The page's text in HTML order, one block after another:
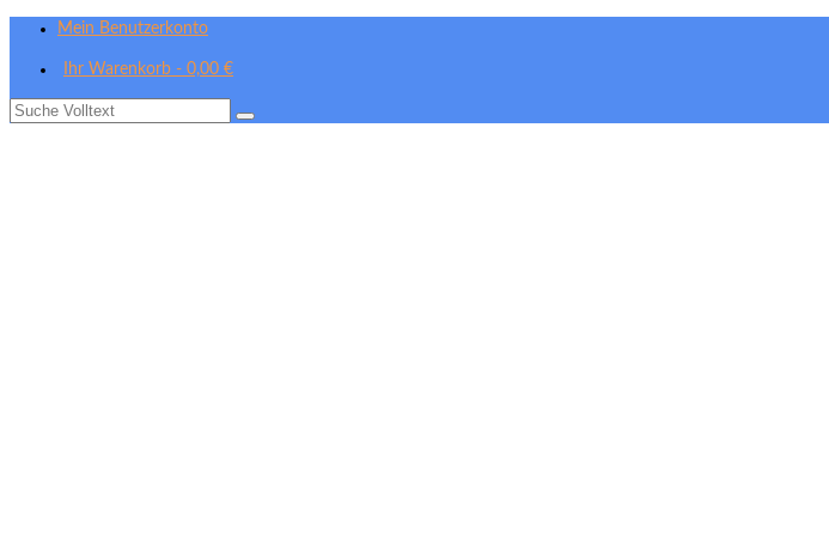
Mein Benutzerkonto
Ihr Warenkorb - 0,00 €
Suche